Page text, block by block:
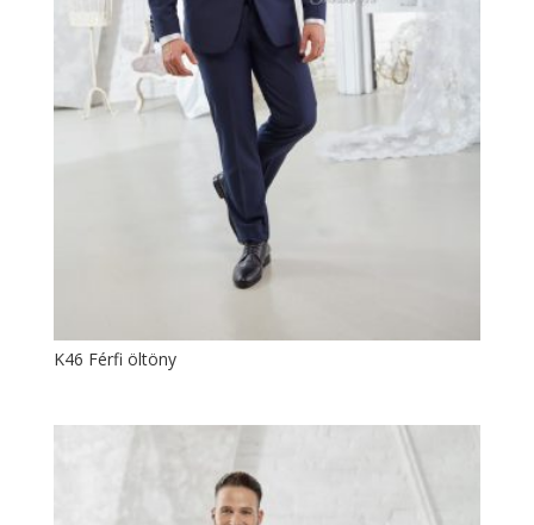
K46 Férfi öltöny